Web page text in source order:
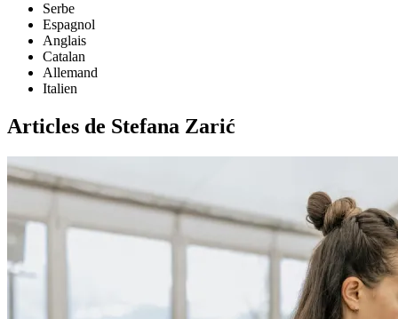
Serbe
Espagnol
Anglais
Catalan
Allemand
Italien
Articles de Stefana Zarić